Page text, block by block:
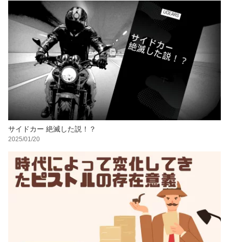
サイドカー 絶滅した説！？
2025/01/20